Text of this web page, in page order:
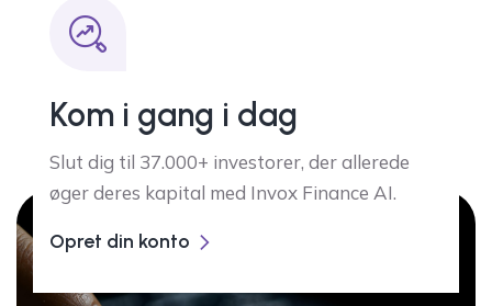
Kom i gang i dag
Slut dig til 37.000+ investorer, der allerede
øger deres kapital med Invox Finance AI.
Opret din konto